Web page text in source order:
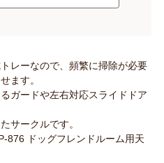
レーなので、頻繁に掃除が必要
ます。
ガードや左右対応スライドドア
サークルです。
876 ドッグフレンドルーム用天